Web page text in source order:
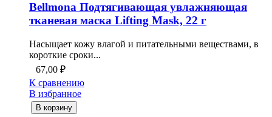
Bellmona Подтягивающая увлажняющая
тканевая маска Lifting Mask, 22 г
Насыщает кожу влагой и питательными веществами, в
короткие сроки...
67,00 ₽
К сравнению
В избранное
В корзину